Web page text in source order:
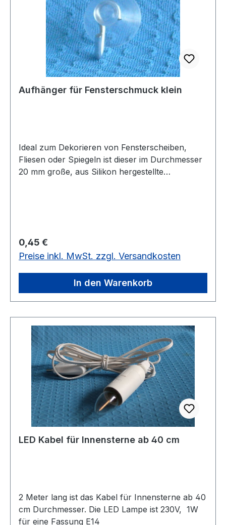
Aufhänger für Fensterschmuck klein
Ideal zum Dekorieren von Fensterscheiben,
Fliesen oder Spiegeln ist dieser im Durchmesser
20 mm große, aus Silikon hergestellte
Regulärer Preis:
0,45 €
Preise inkl. MwSt. zzgl. Versandkosten
In den Warenkorb
LED Kabel für Innensterne ab 40 cm
2 Meter lang ist das Kabel für Innensterne ab 40
cm Durchmesser. Die LED Lampe ist 230V, 1W
für eine Fassung E14